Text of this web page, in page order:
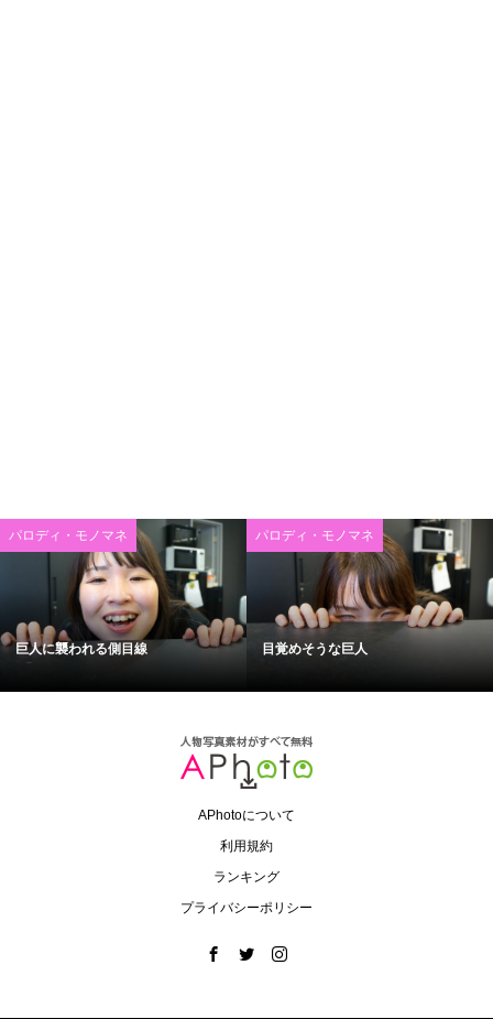
パロディ・モノマネ
巨人に襲われる側目線
パロディ・モノマネ
目覚めそうな巨人
APhotoについて
利用規約
ランキング
プライバシーポリシー